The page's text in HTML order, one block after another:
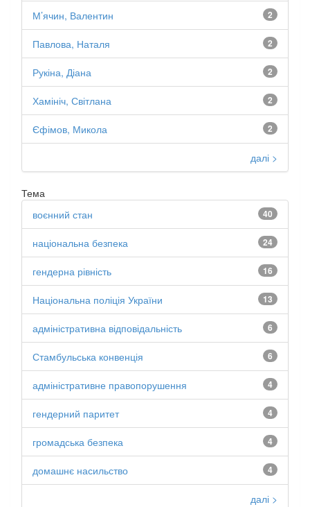
2
М’ячин, Валентин
2
Павлова, Наталя
2
Рукіна, Діана
2
Хамініч, Світлана
2
Єфімов, Микола
далі >
Тема
40
воєнний стан
24
національна безпека
16
гендерна рівність
13
Національна поліція України
6
адміністративна відповідальність
6
Стамбульська конвенція
4
адміністративне правопорушення
4
гендерний паритет
4
громадська безпека
4
домашнє насильство
далі >